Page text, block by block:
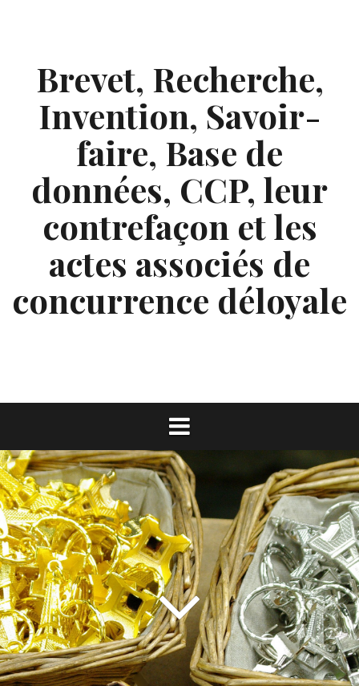
Brevet, Recherche,
Invention, Savoir-
faire, Base de
données, CCP, leur
contrefaçon et les
actes associés de
concurrence déloyale